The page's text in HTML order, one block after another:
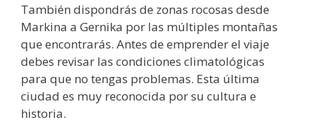
También dispondrás de zonas rocosas desde
Markina a Gernika por las múltiples montañas
que encontrarás. Antes de emprender el viaje
debes revisar las condiciones climatológicas
para que no tengas problemas. Esta última
ciudad es muy reconocida por su cultura e
historia.